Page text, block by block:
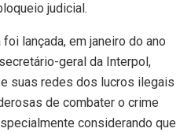
judicial.
lançada, em janeiro do ano
geral da Interpol,
suas redes dos lucros ilegais
de combater o crime
considerando que